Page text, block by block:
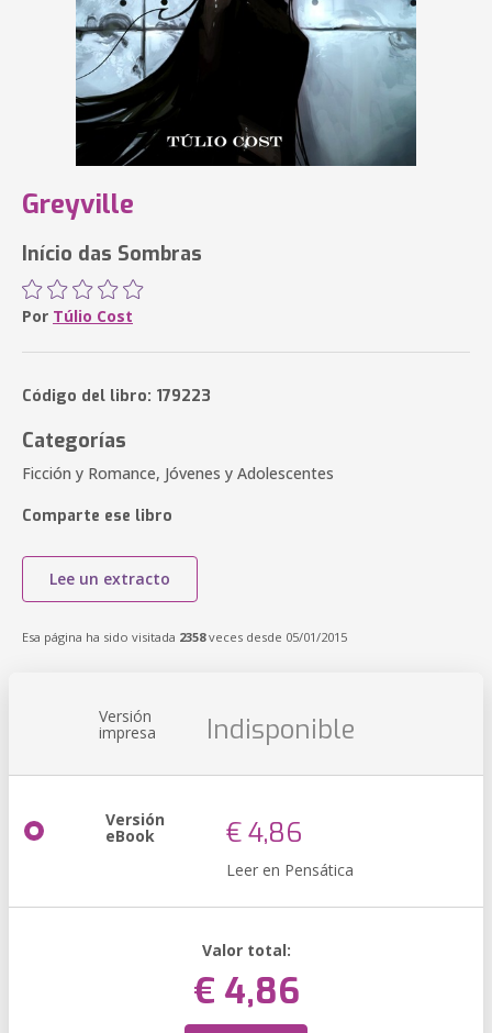
Greyville
Início das Sombras
Por Túlio Cost
Código del libro: 179223
Categorías
Ficción y Romance, Jóvenes y Adolescentes
Comparte ese libro
Lee un extracto
Esa página ha sido visitada 2358veces desde 05/01/2015
Versión
impresa Indisponible
Versión
eBook € 4,86
Leer en Pensática
Valor total:
€ 4,86